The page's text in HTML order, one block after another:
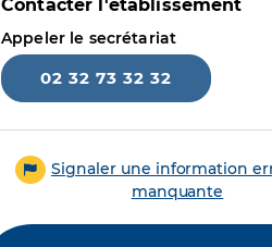
Contacter l'établissement
Appeler le secrétariat
02 32 73 32 32
Signaler une information
manquante